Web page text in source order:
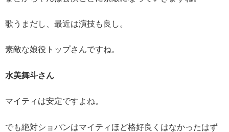
歌うまだし、最近は演技も良し。
素敵な娘役トップさんですね。
水美舞斗さん
マイティは安定ですよね。
でも絶対ショパンはマイティほど格好良くはなかったはず